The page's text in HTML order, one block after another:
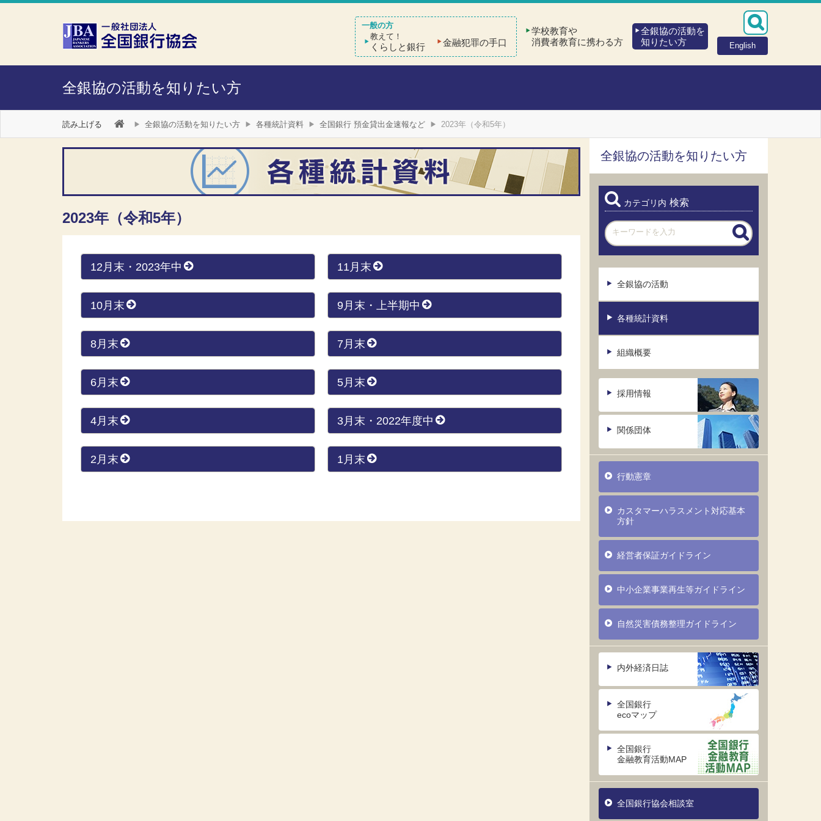
本文へスキップ
障がい者向け相談窓口
English
教えて！
くらしと銀行 金融犯罪の手口
学校教育や
消費者教育に携わる方
全銀協の活動を
知りたい方
全銀協の活動を知りたい方
読み上げる 全銀協の活動を知りたい方 各種統計資料 全国銀行 預金貸出金速報など 2023年（令和5年）
2023年（令和5年）
12月末・2023年中 11月末
10月末 9月末・上半期中
8月末 7月末
6月末 5月末
4月末 3月末・2022年度中
2月末 1月末
全銀協の活動を知りたい方
カテゴリ内 検索
全銀協の活動
各種統計資料
組織概要
採用情報
関係団体
行動憲章
カスタマーハラスメント対応基本
方針
経営者保証ガイドライン
中小企業事業再生等ガイドライン
自然災害債務整理ガイドライン
内外経済日誌
全国銀行
ecoマップ
全国銀行
金融教育活動MAP
全国銀行協会相談室